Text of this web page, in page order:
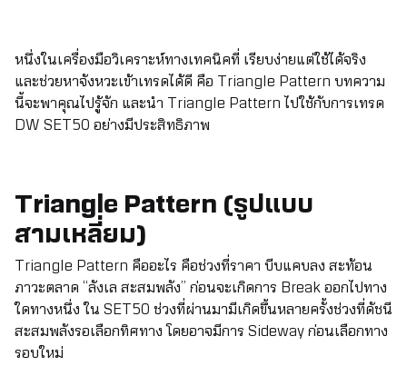
หนึ่งในเครื่องมือวิเคราะห์ทางเทคนิคที่ เรียบง่ายแต่ใช้ได้จริง
และช่วยหาจังหวะเข้าเทรดได้ดี คือ Triangle Pattern บทความ
นี้จะพาคุณไปรู้จัก และนำ Triangle Pattern ไปใช้กับการเทรด
DW SET50 อย่างมีประสิทธิภาพ
Triangle Pattern (รูปแบบ
สามเหลี่ยม)
Triangle Pattern คืออะไร คือช่วงที่ราคา บีบแคบลง สะท้อน
ภาวะตลาด “ลังเล สะสมพลัง” ก่อนจะเกิดการ Break ออกไปทาง
ใดทางหนึ่ง ใน SET50 ช่วงที่ผ่านมามีเกิดขึ้นหลายครั้งช่วงที่ดัชนี
สะสมพลังรอเลือกทิศทาง โดยอาจมีการ Sideway ก่อนเลือกทาง
รอบใหม่